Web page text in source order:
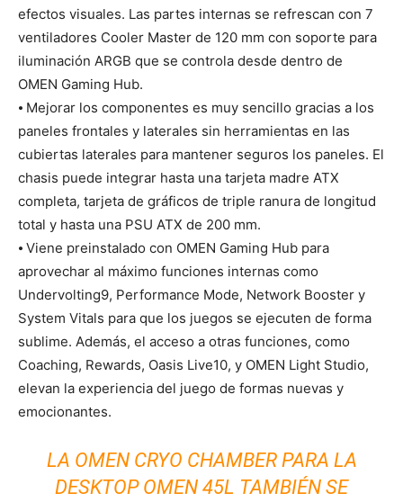
efectos visuales. Las partes internas se refrescan con 7
ventiladores Cooler Master de 120 mm con soporte para
iluminación ARGB que se controla desde dentro de
OMEN Gaming Hub.
⦁ Mejorar los componentes es muy sencillo gracias a los
paneles frontales y laterales sin herramientas en las
cubiertas laterales para mantener seguros los paneles. El
chasis puede integrar hasta una tarjeta madre ATX
completa, tarjeta de gráficos de triple ranura de longitud
total y hasta una PSU ATX de 200 mm.
⦁ Viene preinstalado con OMEN Gaming Hub para
aprovechar al máximo funciones internas como
Undervolting9, Performance Mode, Network Booster y
System Vitals para que los juegos se ejecuten de forma
sublime. Además, el acceso a otras funciones, como
Coaching, Rewards, Oasis Live10, y OMEN Light Studio,
elevan la experiencia del juego de formas nuevas y
emocionantes.
LA OMEN CRYO CHAMBER PARA LA
DESKTOP OMEN 45L TAMBIÉN SE